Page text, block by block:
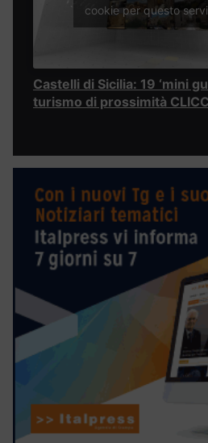
cookie per questo
Castelli di Sicilia: 19 ‘mini
turismo di prossimità